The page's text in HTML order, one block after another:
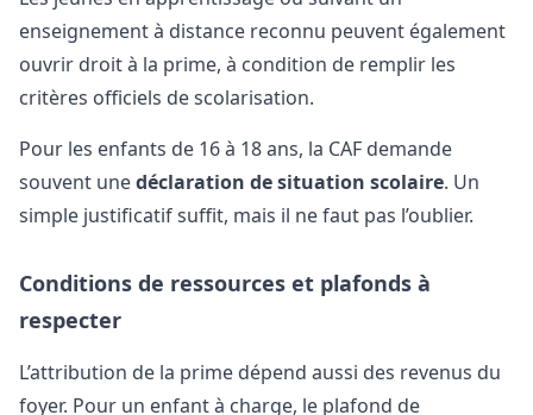
enseignement à distance reconnu peuvent également
ouvrir droit à la prime, à condition de remplir les
critères officiels de scolarisation.
Pour les enfants de 16 à 18 ans, la CAF demande
souvent unedéclaration de situation scolaire. Un
simple justificatif suffit, mais il ne faut pas l’oublier.
Conditions de ressources et plafonds à
respecter
L’attribution de la prime dépend aussi des revenus du
foyer. Pour un enfant à charge, le plafond de